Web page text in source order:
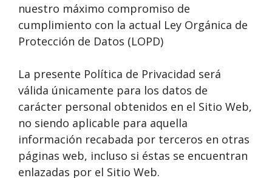
nuestro máximo compromiso de
cumplimiento con la actual Ley Orgánica de
Protección de Datos (LOPD)
La presente Política de Privacidad será
válida únicamente para los datos de
carácter personal obtenidos en el Sitio Web,
no siendo aplicable para aquella
información recabada por terceros en otras
páginas web, incluso si éstas se encuentran
enlazadas por el Sitio Web.